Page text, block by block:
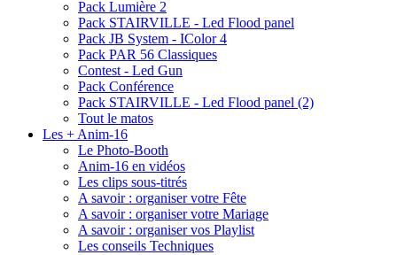
Pack Lumière 2
Pack STAIRVILLE - Led Flood panel
Pack JB System - IColor 4
Pack PAR 56 Classiques
Contest - Led Gun
Pack Conférence
Pack STAIRVILLE - Led Flood panel (2)
Tout le matos
Les + Anim-16
Le Photo-Booth
Anim-16 en vidéos
Les clips sous-titrés
A savoir : organiser votre Fête
A savoir : organiser votre Mariage
A savoir : organiser vos Playlist
Les conseils Techniques